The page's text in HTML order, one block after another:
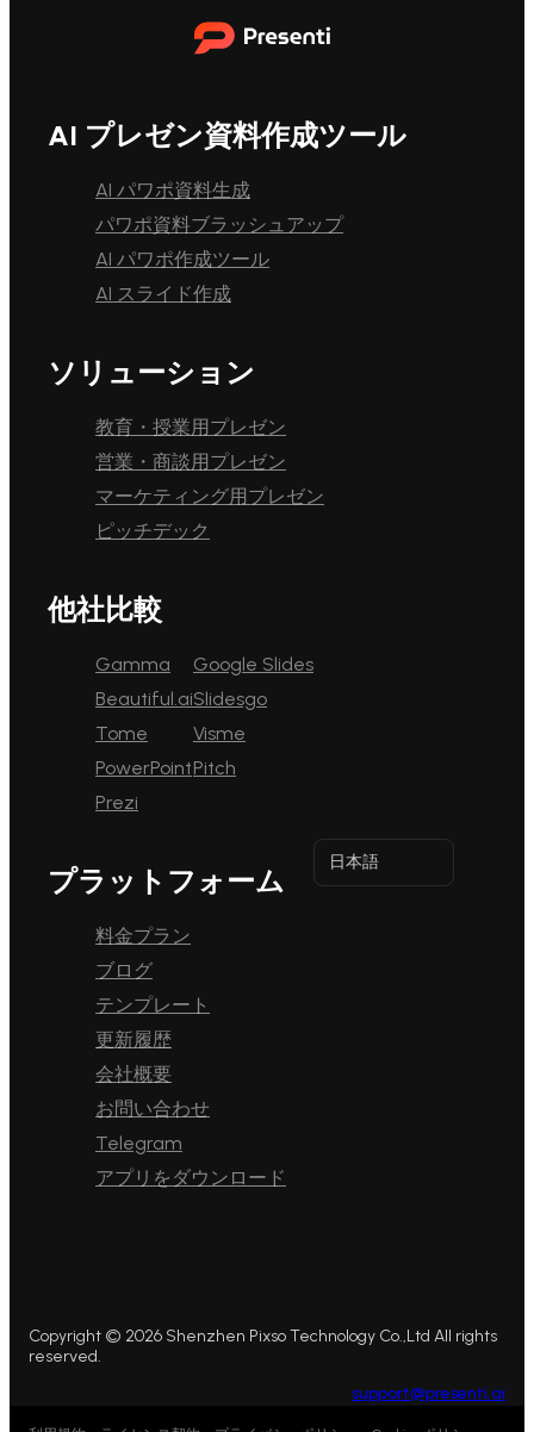
AI プレゼン資料作成ツール
AI パワポ資料生成
パワポ資料ブラッシュアップ
AI パワポ作成ツール
AI スライド作成
ソリューション
教育・授業用プレゼン
営業・商談用プレゼン
マーケティング用プレゼン
ピッチデック
他社比較
Gamma
Beautiful.ai
Tome
PowerPoint
Prezi
Google Slides
Slidesgo
Visme
Pitch
プラットフォーム
料金プラン
ブログ
テンプレート
更新履歴
会社概要
お問い合わせ
Telegram
アプリをダウンロード
日本語
Copyright © 2026 Shenzhen Pixso Technology Co.,Ltd All rights
reserved.
support@presenti.ai